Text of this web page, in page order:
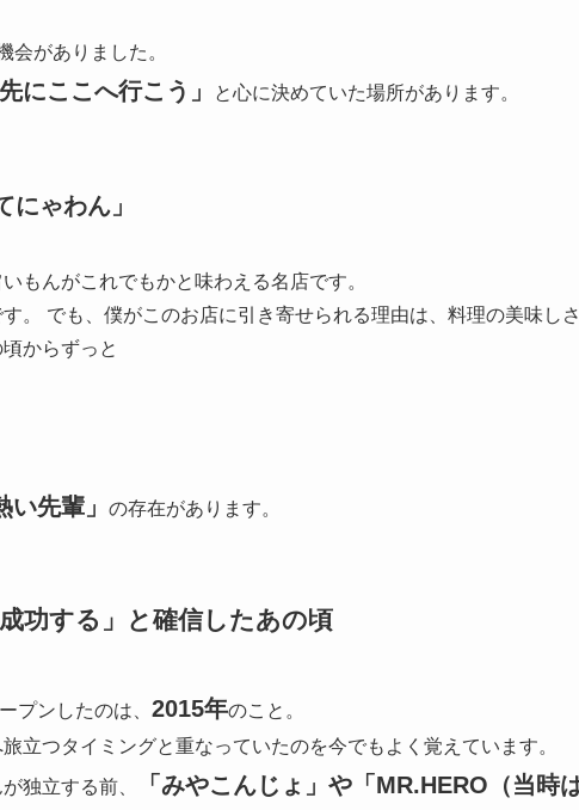
会がありました。
にここへ行こう」
と心に決めていた場所があります。
にゃわん」
もんがこれでもかと味わえる名店です。
。 でも、僕がこのお店に引き寄せられる理由は、料理の美味し
からずっと
い先輩」 の存在があります。
功する」と確信したあの頃
プンしたのは、 2015年のこと。
立つタイミングと重なっていたのを今でもよく覚えています。
独立する前、
「みやこんじょ」や「MR.HERO（当時